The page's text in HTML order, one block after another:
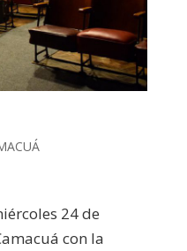
24 de
con la